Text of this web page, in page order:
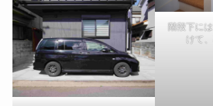
階段下に
けて